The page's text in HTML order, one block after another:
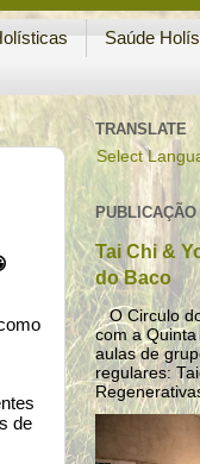
Saúde
de
TRANSLATE
Select
Tai Chi &
do Baco
O Circulo
com a
aulas de
regulares: